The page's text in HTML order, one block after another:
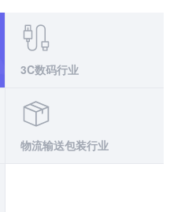
3C数码行业
物流输送包装行业